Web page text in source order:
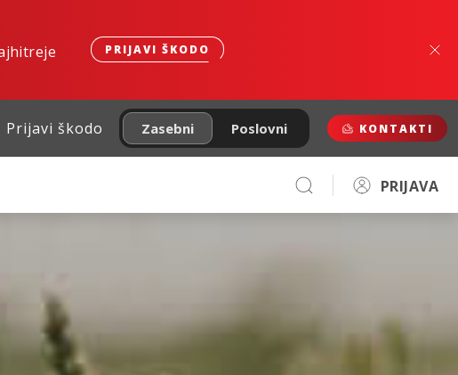
PRIJAVI ŠKODO
Prijavi škodo Zasebni Poslovni KONTAKTI
PRIJAVA